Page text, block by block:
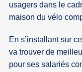
usagers dans le
maison du vélo
En s’installant sur
va trouver de
pour ses salariés